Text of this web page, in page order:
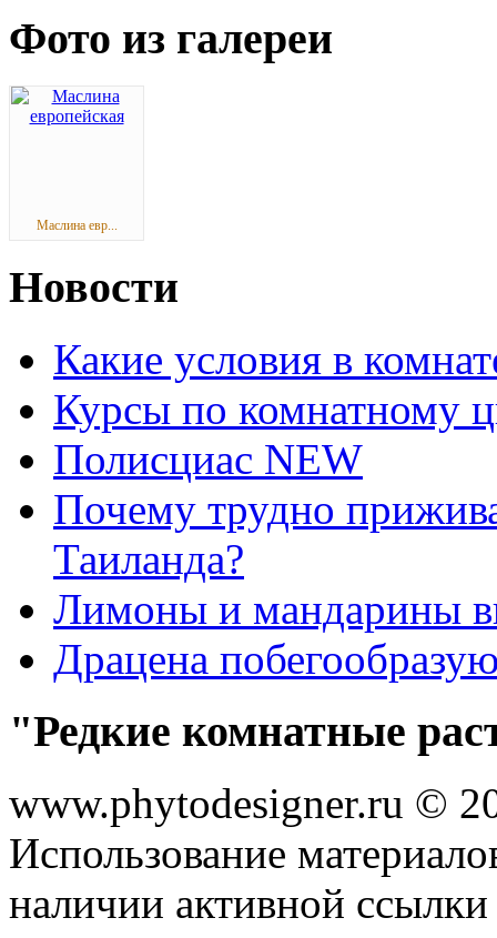
Фото из галереи
Маслина евр...
Новости
Какие условия в
Курсы по комнатному
Полисциас NEW
Почему трудно
Таиланда?
Лимоны и мандарины
Драцена
"Редкие комнатные
www.phytodesigner.ru ©
Использование
наличии активной